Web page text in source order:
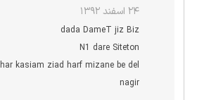
۲۴ اسفند ۱۳۹۲
dada DameT jiz Biz
N1 dare Siteton
har kasiam ziad harf mizane be del
nagir